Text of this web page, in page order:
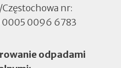
Częstochowa nr:
0005 0096 6783
odpadami